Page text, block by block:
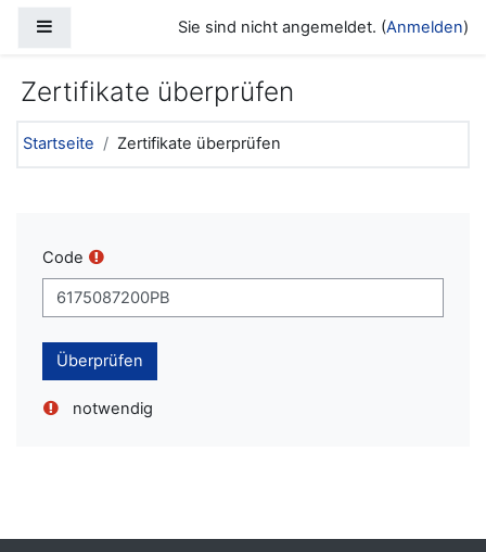
Website-ÜbersichtSie sind nicht angemeldet. (Anmelden)
Zertifikate überprüfen
Startseite Zertifikate überprüfen
Code
notwendig